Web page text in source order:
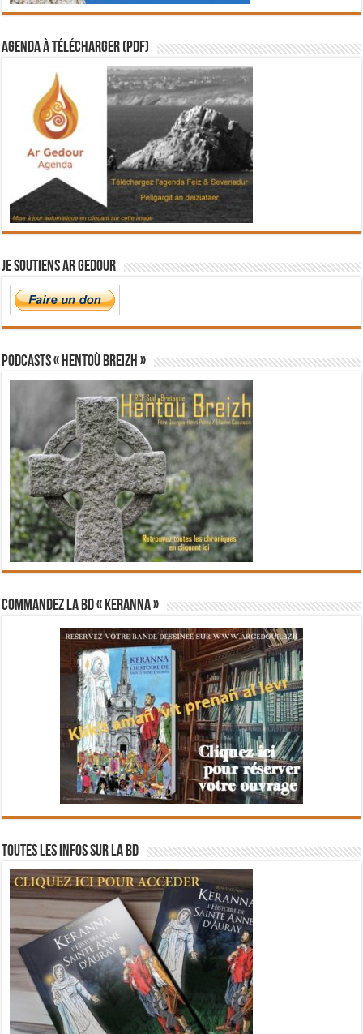
Agenda à télécharger (PDF)
Je soutiens Ar Gedour
PODCASTS « Hentoù Breizh »
Commandez la BD « Keranna »
Toutes les infos sur la BD